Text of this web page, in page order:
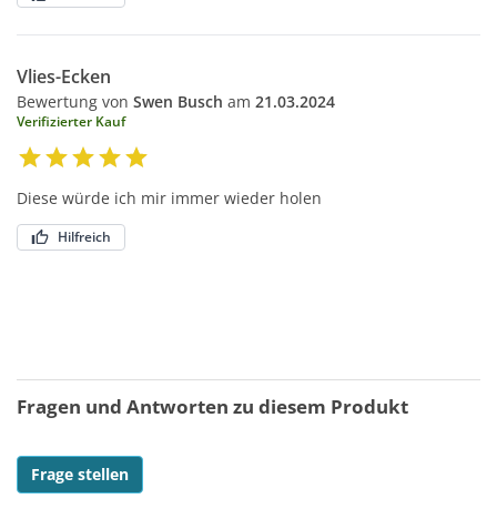
Vlies-Ecken
Bewertung von Swen Busch am 21.03.2024
Verifizierter Kauf
Diese würde ich mir immer wieder holen
Hilfreich
Fragen und Antworten zu diesem Produkt
Frage stellen